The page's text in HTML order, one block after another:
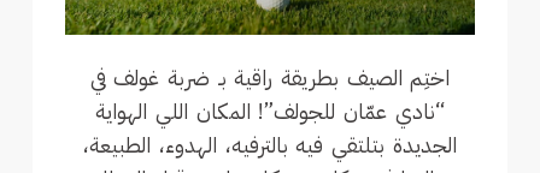
اختِم الصيف بطريقة راقية بـ ضربة غولف في
“نادي عمّان للجولف”! المكان اللي الهواية
الجديدة بتلتقي فيه بالترفيه، الهدوء، الطبيعة،